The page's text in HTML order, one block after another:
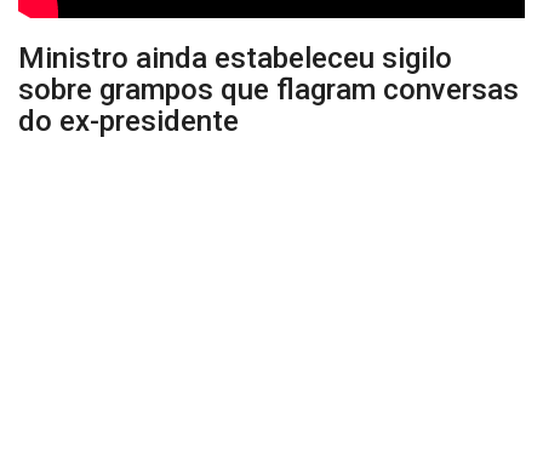
Ministro ainda estabeleceu sigilo
sobre grampos que flagram conversas
do ex-presidente